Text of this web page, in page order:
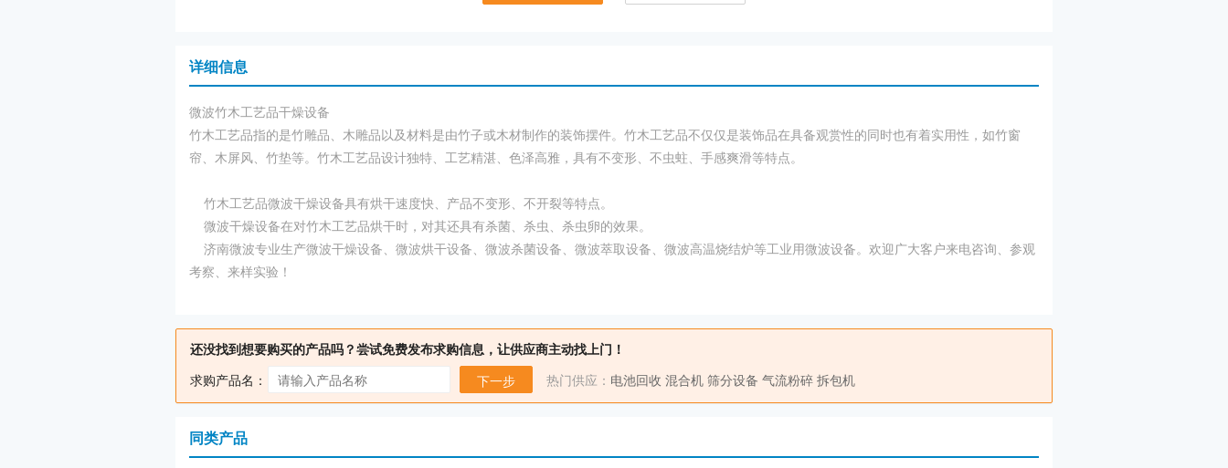
详细信息
微波竹木工艺品干燥设备
竹木工艺品指的是竹雕品、木雕品以及材料是由竹子或木材制作的装饰摆件。竹木工艺品不仅仅是装饰品在具备观赏性的同时也有着实用性，如竹窗
帘、木屏风、竹垫等。竹木工艺品设计独特、工艺精湛、色泽高雅，具有不变形、不虫蛀、手感爽滑等特点。
竹木工艺品微波干燥设备具有烘干速度快、产品不变形、不开裂等特点。
微波干燥设备在对竹木工艺品烘干时，对其还具有杀菌、杀虫、杀虫卵的效果。
济南微波专业生产微波干燥设备、微波烘干设备、微波杀菌设备、微波萃取设备、微波高温烧结炉等工业用微波设备。欢迎广大客户来电咨询、参观
考察、来样实验！
还没找到想要购买的产品吗？尝试免费发布求购信息，让供应商主动找上门！
求购产品名：
下一步 热门供应： 电池回收 混合机 筛分设备 气流粉碎 拆包机
同类产品